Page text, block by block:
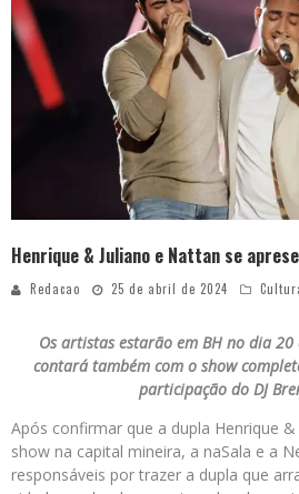
Henrique & Juliano e Nattan se
Redacao 25 de abril de 2024
Os artistas estarão em BH no dia
contará também com o show
participação do DJ
Após confirmar que a dupla Henrique
show na capital mineira, a naSala e a
responsáveis por trazer a dupla que